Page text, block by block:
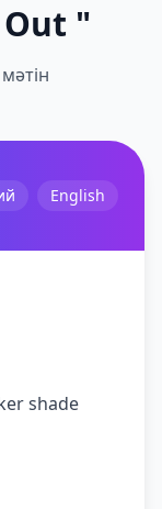
Out "
English
shade